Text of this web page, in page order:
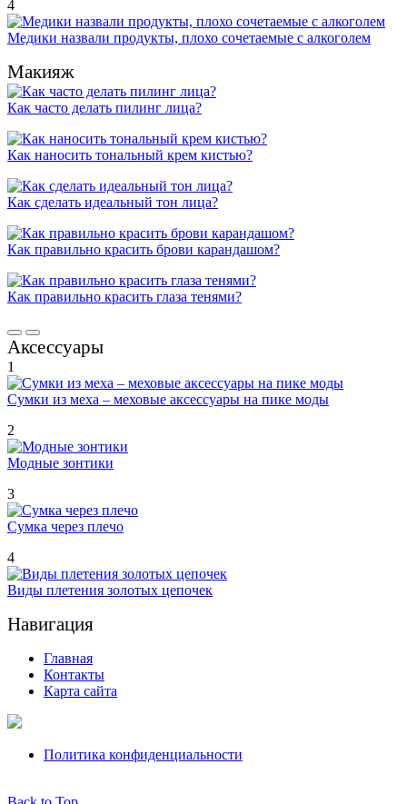
4
Медики назвали продукты, плохо сочетаемые с алкоголем
Макияж
Как часто делать пилинг лица?
Как наносить тональный крем кистью?
Как сделать идеальный тон лица?
Как правильно красить брови карандашом?
Как правильно красить глаза тенями?
Аксессуары
1
Сумки из меха – меховые аксессуары на пике моды
2
Модные зонтики
3
Сумка через плечо
4
Виды плетения золотых цепочек
Навигация
Главная
Контакты
Карта сайта
Политика конфиденциальности